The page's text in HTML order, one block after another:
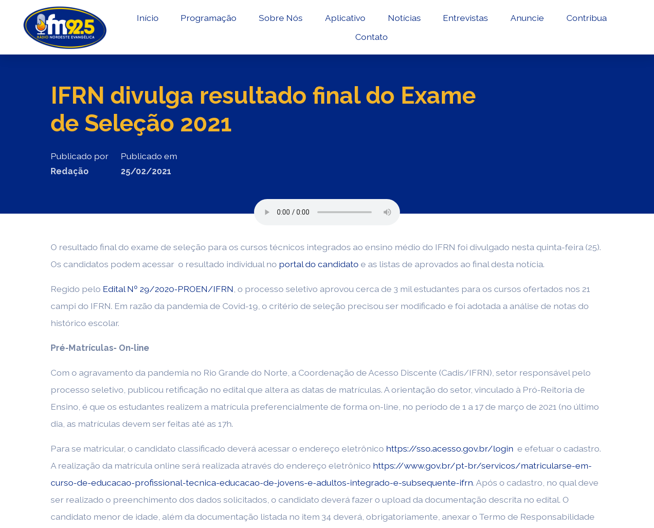
Início Programação Sobre Nós Aplicativo Notícias Entrevistas Anuncie
Contribua
Contato
IFRN divulga resultado final do Exame
de Seleção 2021
Publicado por
Redação
Publicado em
25/02/2021
O resultado final do exame de seleção para os cursos técnicos integrados ao ensino médio do IFRN foi divulgado nesta quinta-feira (25).
Os candidatos podem acessar o resultado individual no portal do candidato e as listas de aprovados ao final desta notícia.
Regido pelo Edital Nº 29/2020-PROEN/IFRN , o processo seletivo aprovou cerca de 3 mil estudantes para os cursos ofertados nos 21
campi do IFRN. Em razão da pandemia de Covid-19, o critério de seleção precisou ser modificado e foi adotada a análise de notas do
histórico escolar.
Pré-Matrículas- On-line
Com o agravamento da pandemia no Rio Grande do Norte, a Coordenação de Acesso Discente (Cadis/IFRN), setor responsável pelo
processo seletivo, publicou retificação no edital que altera as datas de matrículas. A orientação do setor, vinculado à Pró-Reitoria de
Ensino, é que os estudantes realizem a matrícula preferencialmente de forma on-line, no período de 1 a 17 de março de 2021 (no último
dia, as matrículas devem ser feitas até as 17h.
Para se matricular, o candidato classificado deverá acessar o endereço eletrônico https://sso.acesso.gov.br/login e efetuar o cadastro.
A realização da matrícula online será realizada através do endereço eletrônico https://www.gov.br/pt-br/servicos/matricularse-em-
curso-de-educacao-profissional-tecnica-educacao-de-jovens-e-adultos-integrado-e-subsequente-ifrn. Após o cadastro, no qual deve
ser realizado o preenchimento dos dados solicitados, o candidato deverá fazer o upload da documentação descrita no edital. O
candidato menor de idade, além da documentação listada no item 34 deverá, obrigatoriamente, anexar o Termo de Responsabilidade